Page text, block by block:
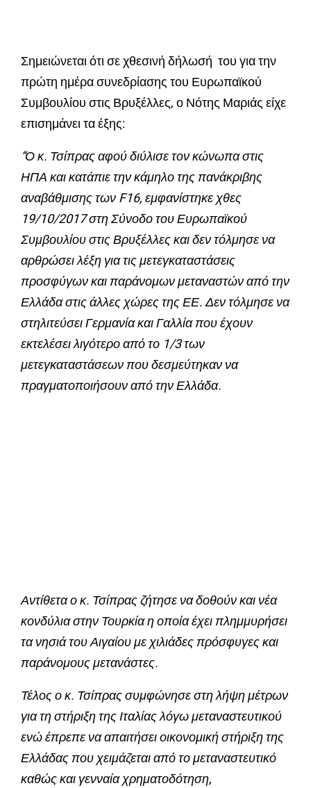
Σημειώνεται ότι σε χθεσινή δήλωσή του για την
πρώτη ημέρα συνεδρίασης του Ευρωπαϊκού
Συμβουλίου στις Βρυξέλλες, ο Νότης Μαριάς είχε
επισημάνει τα έξης:
“Ο κ. Τσίπρας αφού διύλισε τον κώνωπα στις
ΗΠΑ και κατάπιε την κάμηλο της πανάκριβης
αναβάθμισης των F16, εμφανίστηκε χθες
19/10/2017 στη Σύνοδο του Ευρωπαϊκού
Συμβουλίου στις Βρυξέλλες και δεν τόλμησε να
αρθρώσει λέξη για τις μετεγκαταστάσεις
προσφύγων και παράνομων μεταναστών από την
Ελλάδα στις άλλες χώρες της ΕΕ. Δεν τόλμησε να
στηλιτεύσει Γερμανία και Γαλλία που έχουν
εκτελέσει λιγότερο από το 1/3 των
μετεγκαταστάσεων που δεσμεύτηκαν να
πραγματοποιήσουν από την Ελλάδα.
Αντίθετα ο κ. Τσίπρας ζήτησε να δοθούν και νέα
κονδύλια στην Τουρκία η οποία έχει πλημμυρήσει
τα νησιά του Αιγαίου με χιλιάδες πρόσφυγες και
παράνομους μετανάστες.
Τέλος ο κ. Τσίπρας συμφώνησε στη λήψη μέτρων
για τη στήριξη της Ιταλίας λόγω μεταναστευτικού
ενώ έπρεπε να απαιτήσει οικονομική στήριξη της
Ελλάδας που χειμάζεται από το μεταναστευτικό
καθώς και γενναία χρηματοδότηση,